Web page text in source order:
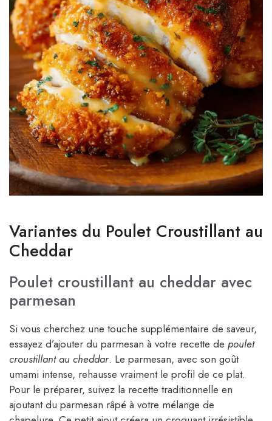
Variantes du Poulet Croustillant au
Cheddar
Poulet croustillant au cheddar avec
parmesan
Si vous cherchez une touche supplémentaire de saveur,
essayez d’ajouter du parmesan à votre recette de poulet
croustillant au cheddar. Le parmesan, avec son goût
umami intense, rehausse vraiment le profil de ce plat.
Pour le préparer, suivez la recette traditionnelle en
ajoutant du parmesan râpé à votre mélange de